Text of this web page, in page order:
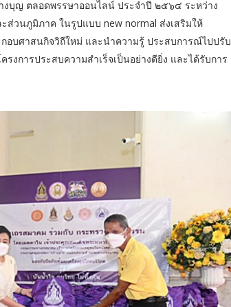
งบุญ ตลอดพรรษาออนไลน์ ประจำปี ๒๕๖๔ ระหว่าง
วนภูมิภาค ในรูปแบบ new normal ส่งเสริมให้
บศาสนกิจวิถีใหม่ และนำความรู้ ประสบการณ์ไปปรับ
งการประสบความสำเร็จเป็นอย่างดียิ่ง และได้รับการ